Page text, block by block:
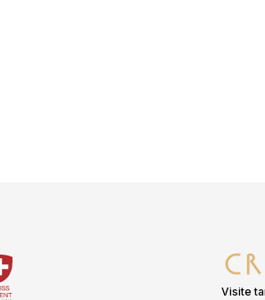
Visite